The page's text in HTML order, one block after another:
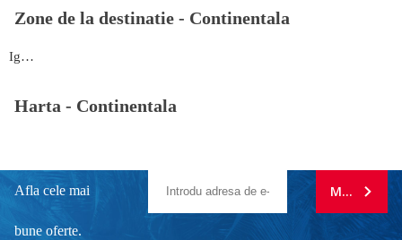
Zone de la destinatie - Continentala
Iguazu
Harta - Continentala
Afla cele mai
bune oferte.
MA